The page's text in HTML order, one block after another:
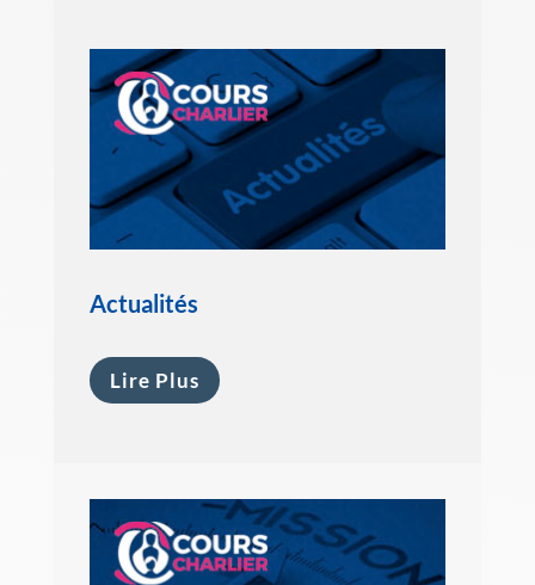
Actualités
Lire Plus